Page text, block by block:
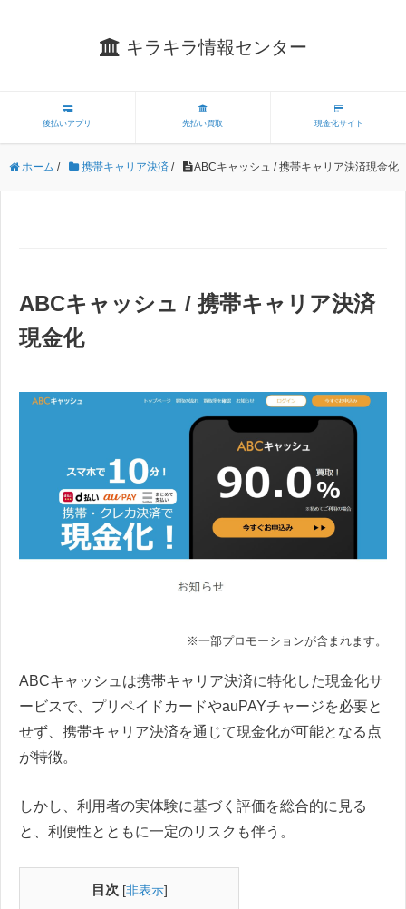
キラキラ情報センター
後払いアプリ 先払い買取 現金化サイト
ホーム / 携帯キャリア決済 / ABCキャッシュ / 携帯キャリア決済現金化
ABCキャッシュ / 携帯キャリア決済
現金化
※一部プロモーションが含まれます。
ABCキャッシュは携帯キャリア決済に特化した現金化サ
ービスで、プリペイドカードやauPAYチャージを必要と
せず、携帯キャリア決済を通じて現金化が可能となる点
が特徴。
しかし、利用者の実体験に基づく評価を総合的に見る
と、利便性とともに一定のリスクも伴う。
目次 [非表示]